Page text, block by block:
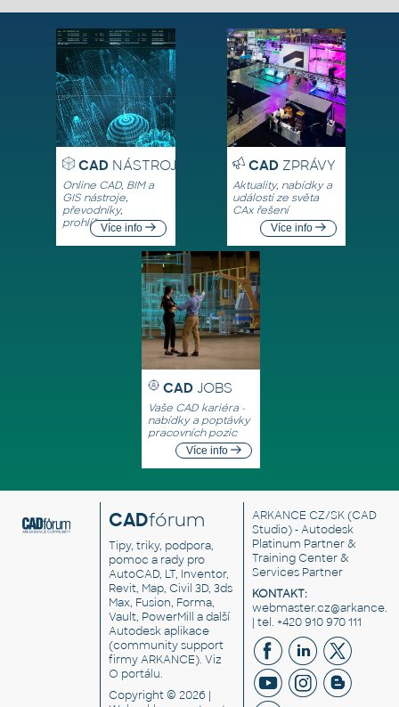
CADNÁSTROJE
Online CAD, BIM a
GIS nástroje,
převodníky,
prohlížečeVíce info
CADZPRÁVY
Aktuality, nabídky a
události ze světa
CAx řešení
Více info
CAD JOBS
Vaše CAD kariéra -
nabídky a poptávky
pracovních pozic
Více info
CADfórum
Tipy, triky, podpora,
pomoc a rady pro
AutoCAD, LT, Inventor,
Revit, Map, Civil 3D, 3ds
Max, Fusion, Forma,
Vault, PowerMill a další
Autodesk aplikace
(community support
firmy ARKANCE). Viz
O portálu.
Copyright © 2026 |
ARKANCE CZ/SK(CAD
Studio) - Autodesk
Platinum Partner &
Training Center &
Services Partner
KONTAKT:
| tel. +420 910 970 111